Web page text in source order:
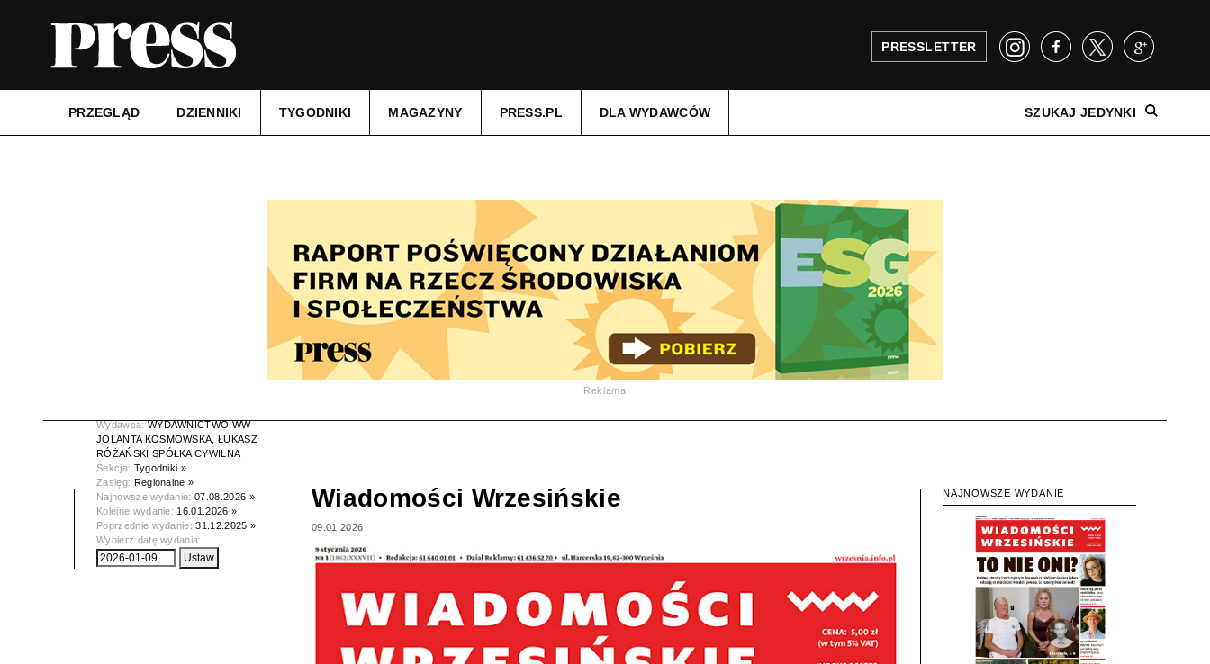
PRESSLETTER
PRZEGLĄD DZIENNIKI TYGODNIKI MAGAZYNY PRESS.PL DLA WYDAWCÓW SZUKAJ JEDYNKI
Reklama
Wydawca:WYDAWNICTWO WW
JOLANTA KOSMOWSKA, ŁUKASZ
RÓŻAŃSKI SPÓŁKA CYWILNA
Sekcja: Tygodniki »
Zasięg: Regionalne »
Najnowsze wydanie:07.08.2026 »
Kolejne wydanie: 16.01.2026 »
Poprzednie wydanie:31.12.2025 »
Wybierz datę wydania:
Wiadomości Wrzesińskie
09.01.2026
NAJNOWSZE WYDANIE